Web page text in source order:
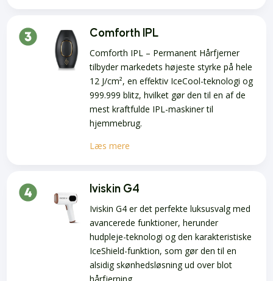
Comforth IPL
Comforth IPL – Permanent Hårfjerner
tilbyder markedets højeste styrke på hele
12 J/cm², en effektiv IceCool-teknologi og
999.999 blitz, hvilket gør den til en af de
mest kraftfulde IPL-maskiner til
hjemmebrug.
Læs mere
Iviskin G4
Iviskin G4 er det perfekte luksusvalg med
avancerede funktioner, herunder
hudpleje-teknologi og den karakteristiske
IceShield-funktion, som gør den til en
alsidig skønhedsløsning ud over blot